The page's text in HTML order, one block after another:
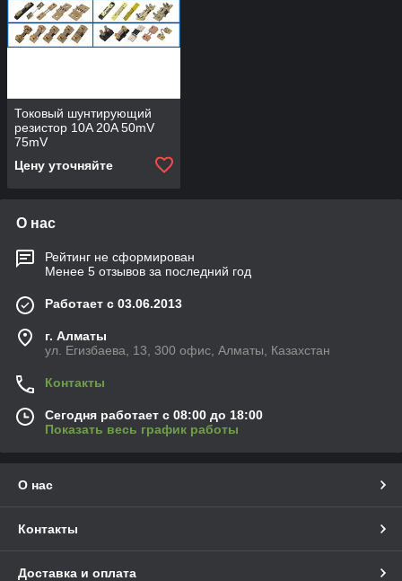
Токовый шунтирующий
резистор 10A 20A 50mV
75mV
Цену уточняйте
О нас
Рейтинг не сформирован
Менее 5 отзывов за последний год
Работает с 03.06.2013
г. Алматы
ул. Егизбаева, 13, 300 офис, Алматы, Казахстан
Контакты
Сегодня работает с 08:00 до 18:00
Показать весь график работы
О нас
Контакты
Доставка и оплата